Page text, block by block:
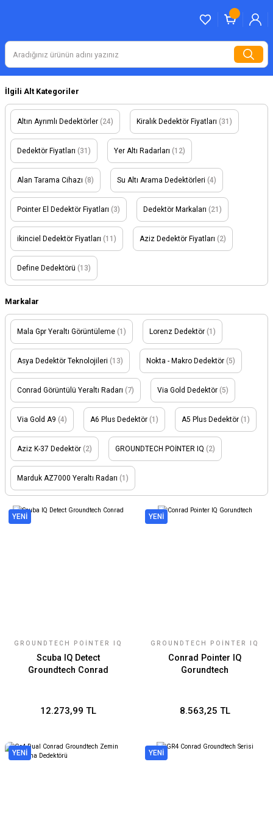
İlgili Alt Kategoriler
Altın Ayrımlı Dedektörler (24) Kiralık Dedektör Fiyatları (31)
Dedektör Fiyatları (31) Yer Altı Radarları (12)
Alan Tarama Cihazı (8) Su Altı Arama Dedektörleri (4)
Pointer El Dedektör Fiyatları (3) Dedektör Markaları (21)
ikinciel Dedektör Fiyatları (11) Aziz Dedektör Fiyatları (2)
Define Dedektörü (13)
Markalar
Mala Gpr Yeraltı Görüntüleme (1) Lorenz Dedektör (1)
Asya Dedektör Teknolojileri (13) Nokta - Makro Dedektör (5)
Conrad Görüntülü Yeraltı Radarı (7) Via Gold Dedektör (5)
Via Gold A9 (4) A6 Plus Dedektör (1) A5 Plus Dedektör (1)
Aziz K-37 Dedektör (2) GROUNDTECH POİNTER IQ (2)
Marduk AZ7000 Yeraltı Radarı (1)
YENİ
GROUNDTECH POİNTER IQ
Scuba IQ Detect
Groundtech Conrad
12.273,99 TL
YENİ
GROUNDTECH POİNTER IQ
Conrad Pointer IQ
Gorundtech
8.563,25 TL
YENİ YENİ